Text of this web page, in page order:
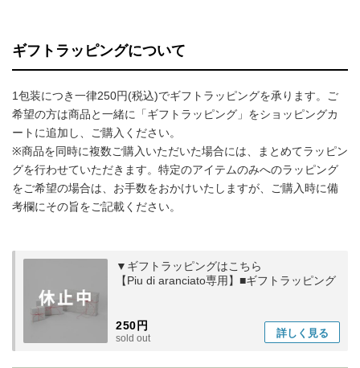
ギフトラッピングについて
1包装につき一律250円(税込)でギフトラッピングを承ります。ご
希望の方は商品と一緒に「ギフトラッピング」をショッピングカ
ートに追加し、ご購入ください。
※商品を同時に複数ご購入いただいた場合には、まとめてラッピン
グを行わせていただきます。特定のアイテムのみへのラッピング
をご希望の場合は、お手数をおかけいたしますが、ご購入時に備
考欄にその旨をご記載ください。
▼ギフトラッピングはこちら
【Piu di aranciato専用】■ギフトラッピング
250円
sold out 詳しく 見る